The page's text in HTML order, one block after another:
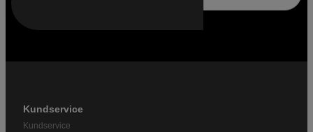
Kundservice
Kundservice